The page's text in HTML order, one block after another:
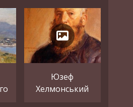
Юзеф
Хелмонський